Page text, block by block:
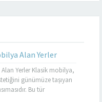
Alan Yerler
Yerler Klasik mobilya,
günümüze taşıyan
Bu tür